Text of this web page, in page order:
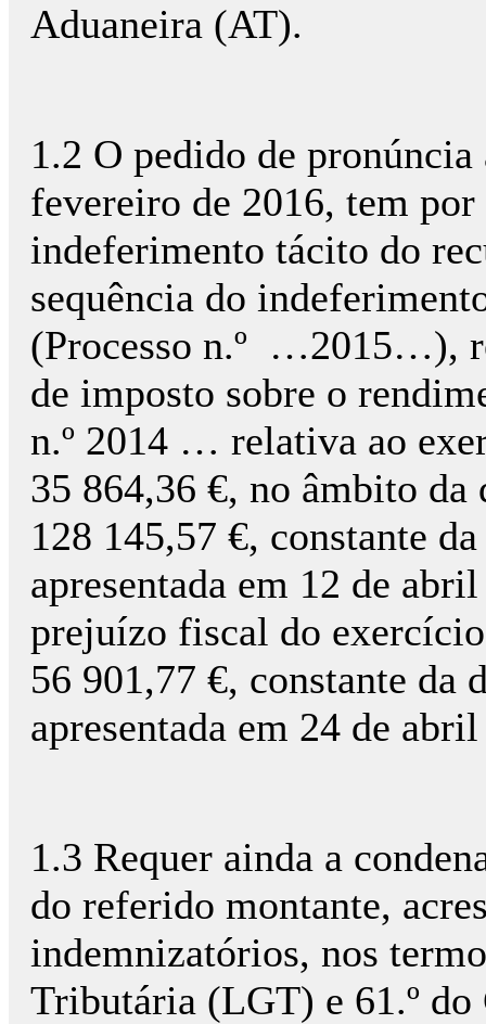
Aduaneira (AT).
1.2 O pedido de
fevereiro de 2016, tem
indeferimento tácito do
sequência do
(Processo n.º …2015…),
de imposto sobre o
n.º 2014 … relativa ao
35 864,36 €, no âmbito
128 145,57 €, constante
apresentada em 12 de
prejuízo fiscal do
56 901,77 €, constante da
apresentada em 24 de
1.3 Requer ainda a
do referido montante,
indemnizatórios, nos
Tributária (LGT) e 61.º do